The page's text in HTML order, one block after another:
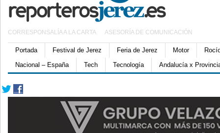
CORRESPONSALÍA A LA CARTA ASESORÍA DE COMUNICACIÓN
Portada Festival de Jerez Feria de Jerez Motor
Nacional – España
Tech Tecnología Andalucía x